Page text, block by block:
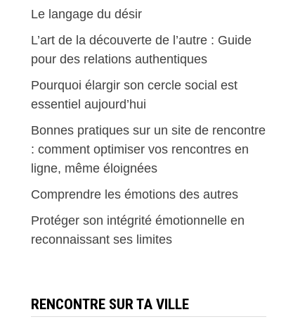
Le langage du désir
L’art de la découverte de l’autre : Guide
pour des relations authentiques
Pourquoi élargir son cercle social est
essentiel aujourd’hui
Bonnes pratiques sur un site de rencontre
: comment optimiser vos rencontres en
ligne, même éloignées
Comprendre les émotions des autres
Protéger son intégrité émotionnelle en
reconnaissant ses limites
RENCONTRE SUR TA VILLE